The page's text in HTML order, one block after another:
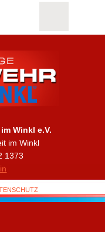
Winkl e.V.
im Winkl
1373